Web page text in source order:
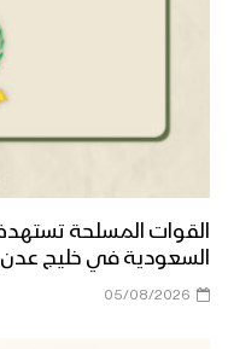
السعودية في خليج عدن
05/08/2026